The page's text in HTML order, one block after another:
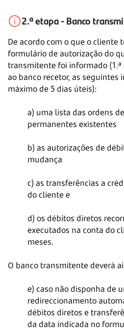
2.ª etapa - Banco
De acordo com o que o cliente
formulário de autorização do
transmitente foi informado
ao banco recetor, as seguintes
máximo de 5 dias úteis):
a) uma lista das ordens
permanentes existentes
b) as autorizações de
mudança
c) as transferências a
do cliente e
d) os débitos diretos
executados na conta do
meses.
O banco transmitente deverá
e) caso não disponha de
redireccionamento
débitos diretos e
da data indicada no